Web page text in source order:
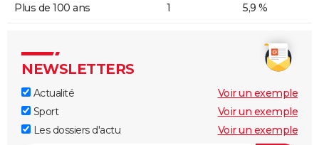
Plus de 100 ans 1 5,9 %
NEWSLETTERS
Actualité
Voir un exemple
Sport
Voir un exemple
Les dossiers d'actu
Voir un exemple